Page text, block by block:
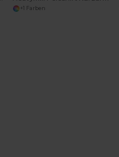
+1 Farben